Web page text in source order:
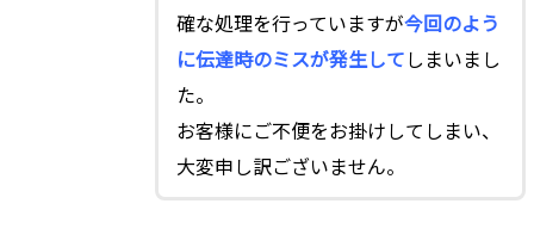
確な処理を行っていますが今回のよう
に伝達時のミスが発生して しまいまし
た。
お客様にご不便をお掛けしてしまい、
大変申し訳ございません。